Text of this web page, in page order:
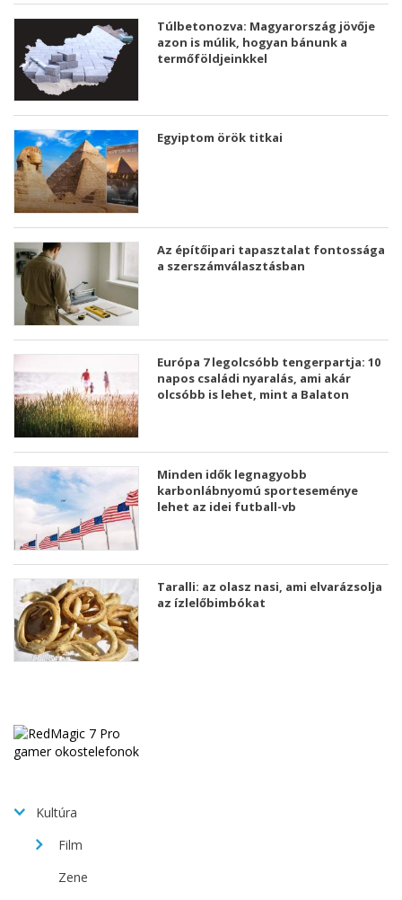
Túlbetonozva: Magyarország jövője
azon is múlik, hogyan bánunk a
termőföldjeinkkel
Egyiptom örök titkai
Az építőipari tapasztalat fontossága
a szerszámválasztásban
Európa 7 legolcsóbb tengerpartja: 10
napos családi nyaralás, ami akár
olcsóbb is lehet, mint a Balaton
Minden idők legnagyobb
karbonlábnyomú sporteseménye
lehet az idei futball-vb
Taralli: az olasz nasi, ami elvarázsolja
az ízlelőbimbókat
Kultúra
Film
Zene